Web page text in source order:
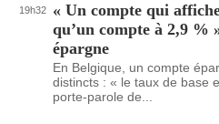
19h32
« Un compte qui
qu’un compte à 2,9 %
épargne
En Belgique, un compte
distincts : « le taux de base
porte-parole de...